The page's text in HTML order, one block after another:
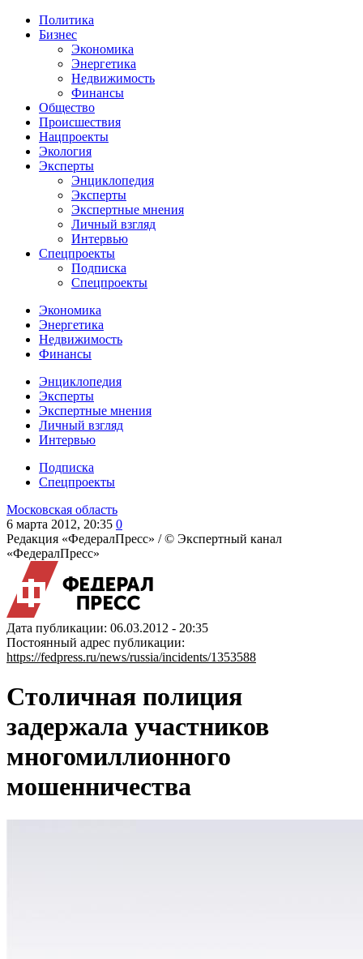
Политика
Бизнес
Экономика
Энергетика
Недвижимость
Финансы
Общество
Происшествия
Нацпроекты
Экология
Эксперты
Энциклопедия
Эксперты
Экспертные мнения
Личный взгляд
Интервью
Спецпроекты
Подписка
Спецпроекты
Экономика
Энергетика
Недвижимость
Финансы
Энциклопедия
Эксперты
Экспертные мнения
Личный взгляд
Интервью
Подписка
Спецпроекты
Московская область
6 марта 2012, 20:35 0
Редакция «ФедералПресс» /© Экспертный канал
«ФедералПресс»
Дата публикации: 06.03.2012 - 20:35
Постоянный адрес публикации:
https://fedpress.ru/news/russia/incidents/1353588
Столичная полиция
задержала участников
многомиллионного
мошенничества